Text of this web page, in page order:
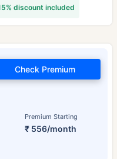
discount included
Premium Starting
₹ 556/month
Check Premium